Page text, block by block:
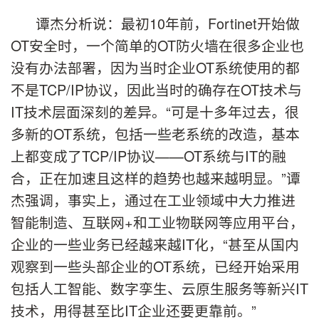
谭杰分析说：最初10年前，Fortinet开始做
OT安全时，一个简单的OT防火墙在很多企业也
没有办法部署，因为当时企业OT系统使用的都
不是TCP/IP协议，因此当时的确存在OT技术与
IT技术层面深刻的差异。“可是十多年过去，很
多新的OT系统，包括一些老系统的改造，基本
上都变成了TCP/IP协议——OT系统与IT的融
合，正在加速且这样的趋势也越来越明显。”谭
杰强调，事实上，通过在工业领域中大力推进
智能制造、互联网+和工业物联网等应用平台，
企业的一些业务已经越来越IT化，“甚至从国内
观察到一些头部企业的OT系统，已经开始采用
包括人工智能、数字孪生、云原生服务等新兴IT
技术，用得甚至比IT企业还要更靠前。”